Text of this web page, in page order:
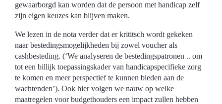
gewaarborgd kan worden dat de persoon met handicap zelf
zijn eigen keuzes kan blijven maken.
We lezen in de nota verder dat er krititsch wordt gekeken
naar bestedingsmogelijkheden bij zowel voucher als
cashbesteding. (‘We analyseren de bestedingspatronen .. om
tot een billijk toepassingskader van handicapspecifieke zorg
te komen en meer perspectief te kunnen bieden aan de
wachtenden’). Ook hier volgen we nauw op welke
maatregelen voor budgethouders een impact zullen hebben